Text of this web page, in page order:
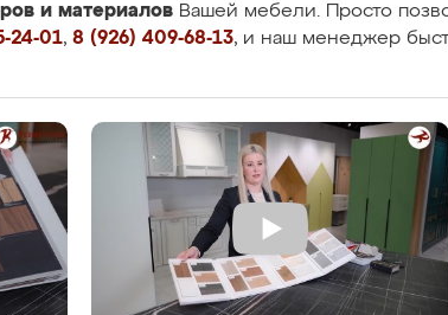
и материалов Вашей мебели. Просто
24-01, 8 (926) 409-68-13, и наш менеджер